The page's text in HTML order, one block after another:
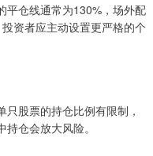
平仓线通常为130%，场外配
资者应主动设置更严格的个
股票的持仓比例有限制，
仓会放大风险。